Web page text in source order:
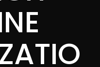
NE
ZATIO